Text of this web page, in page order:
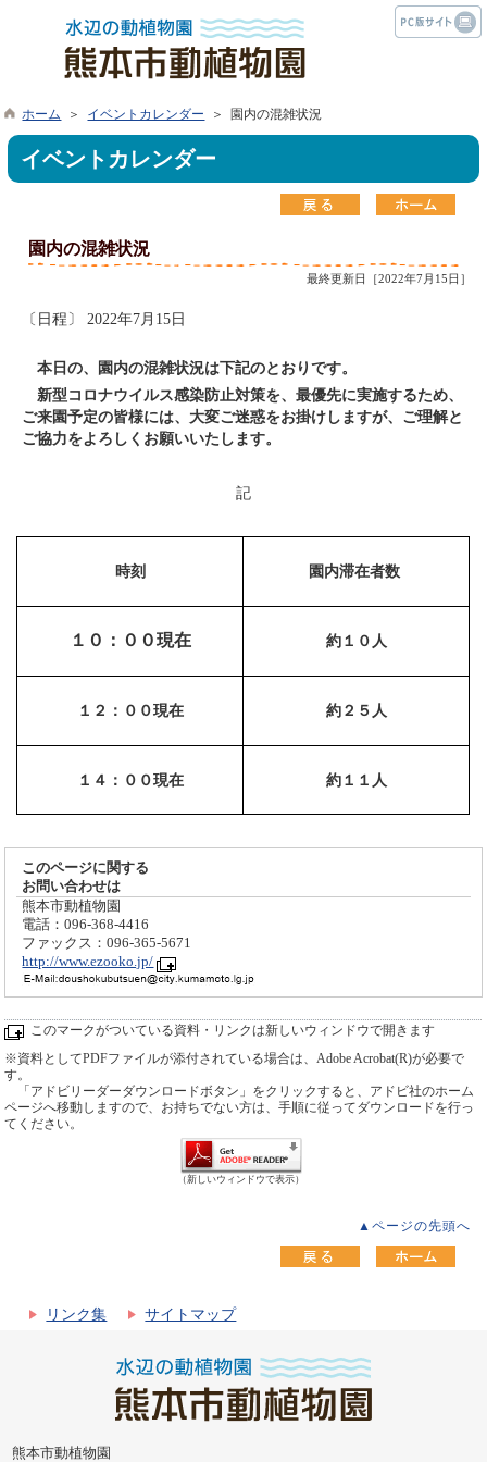
ホーム ＞ イベントカレンダー ＞ 園内の混雑状況
イベントカレンダー
園内の混雑状況
最終更新日［2022年7月15日］
〔日程〕 2022年7月15日
本日の、園内の混雑状況は下記のとおりです。
新型コロナウイルス感染防止対策を、最優先に実施するため、
ご来園予定の皆様には、大変ご迷惑をお掛けしますが、ご理解と
ご協力をよろしくお願いいたします。
記
時刻 園内滞在者数
１０：００現在 約１０人
１２：００現在 約２５人
１４：００現在 約１１人
このページに関する
お問い合わせは
熊本市動植物園
電話：096-368-4416
ファックス：096-365-5671
http://www.ezooko.jp/
このマークがついている資料・リンクは新しいウィンドウで開きます
※資料としてPDFファイルが添付されている場合は、Adobe Acrobat(R)が必要で
す。
「アドビリーダーダウンロードボタン」をクリックすると、アドビ社のホーム
ページへ移動しますので、お持ちでない方は、手順に従ってダウンロードを行っ
てください。
（新しいウィンドウで表示）
▲ページの先頭へ
リンク集 サイトマップ
熊本市動植物園